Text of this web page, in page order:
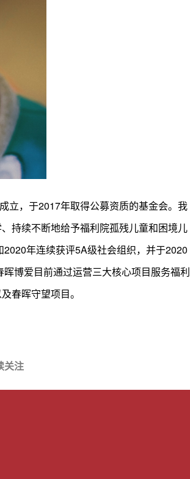
立，于2017年取得公募资质的基金会。我
持续不断地给予福利院孤残儿童和困境儿
年连续获评5A级社会组织，并于2020
晖博爱目前通过运营三大核心项目服务福利
春晖守望项目。
关注